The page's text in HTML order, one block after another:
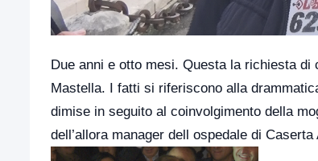
Due anni e otto mesi. Questa la richiesta
Mastella. I fatti si riferiscono alla
dimise in seguito al coinvolgimento della
dell’allora manager dell ospedale di Caserta